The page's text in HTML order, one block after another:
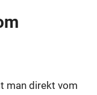
man direkt vom